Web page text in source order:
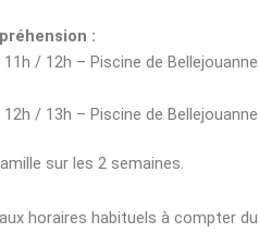
:
/ 12h – Piscine de Bellejouanne
/ 13h – Piscine de Bellejouanne
sur les 2 semaines.
horaires habituels à compter du